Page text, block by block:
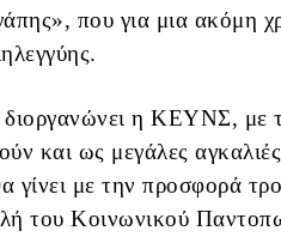
που για μια ακόμη
διοργανώνει η ΚΕΥΝΣ, με
και ως μεγάλες
με την προσφορά
του Κοινωνικού